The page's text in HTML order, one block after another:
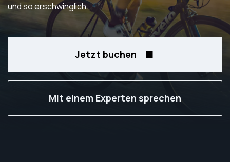
und so erschwinglich.
Jetzt buchen
Mit einem Experten sprechen